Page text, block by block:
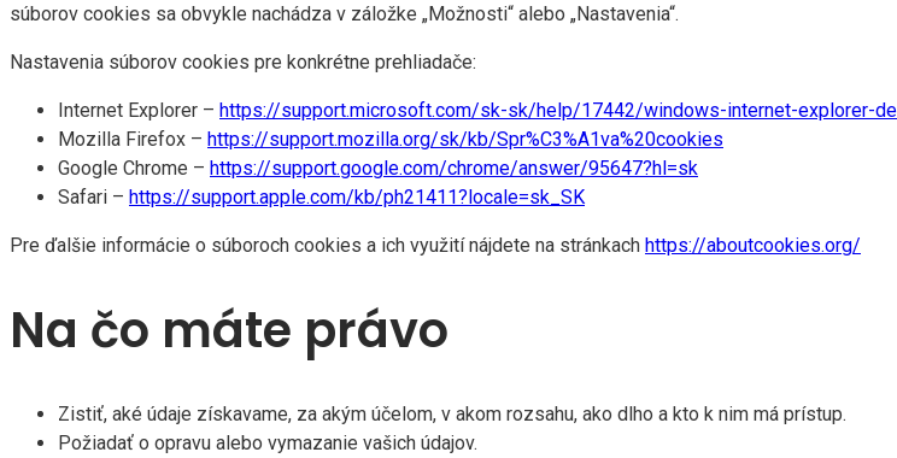
súborov cookies sa obvykle nachádza v záložke „Možnosti“ alebo „Nastavenia“.
Nastavenia súborov cookies pre konkrétne prehliadače:
Internet Explorer – https://support.microsoft.com/sk-sk/help/17442/windows-internet-explorer-
Mozilla Firefox – https://support.mozilla.org/sk/kb/Spr%C3%A1va%20cookies
Google Chrome – https://support.google.com/chrome/answer/95647?hl=sk
Safari – https://support.apple.com/kb/ph21411?locale=sk_SK
Pre ďalšie informácie o súboroch cookies a ich využití nájdete na stránkach https://aboutcookies.org/
Na čo máte právo
Zistiť, aké údaje získavame, za akým účelom, v akom rozsahu, ako dlho a kto k nim má prístup.
Požiadať o opravu alebo vymazanie vašich údajov.